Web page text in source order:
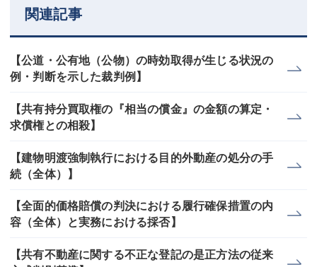
関連記事
【公道・公有地（公物）の時効取得が生じる状況の
例・判断を示した裁判例】
【共有持分買取権の『相当の償金』の金額の算定・
求償権との相殺】
【建物明渡強制執行における目的外動産の処分の手
続（全体）】
【全面的価格賠償の判決における履行確保措置の内
容（全体）と実務における採否】
【共有不動産に関する不正な登記の是正方法の従来